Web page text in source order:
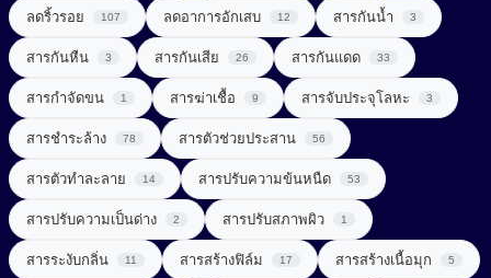
UV Light Stabilizer
UVA + UVB Filter
สารจัดแต่งทรงผม (Styling Agent)
สารจับประจุโลหะ (Chelating Agent)
สารช่วยผลัดเซลล์ผิว (Exfoliating Agent)
สารช่วยเพิ่มความคงตัว (Consistency Factors)
สารช่วยให้ผิวกระชับ (Firming Agent)
สารช่วยให้ผิวผ่อนคลาย (Soothing Agent)
สารที่ช่วยในการลดน้ำหนัก (Weight Loss Aid)
สารปรุงแต่งรส (Flavor Enhancer)
สารสกัดจากพืช
สารสกัดจากสมุนไพร (Herbal extract)
สารออกฤทธิ์ (Active)
สารเสริมโปรตีน (Protein Enhancer)
ลดริ้วรอย 107 ลดอาการอักเสบ 12 สารกันน้ำ 3
สารกันหืน 3 สารกันเสีย 26 สารกันแดด 33
สารกำจัดขน 1 สารฆ่าเชื้อ 9 สารจับประจุโลหะ 3
สารชำระล้าง 78 สารตัวช่วยประสาน 56
สารตัวทำละลาย 14 สารปรับความข้นหนืด 53
สารปรับความเป็นด่าง 2 สารปรับสภาพผิว 1
สารระงับกลิ่น 11 สารสร้างฟิล์ม 17 สารสร้างเนื้อมุก 5